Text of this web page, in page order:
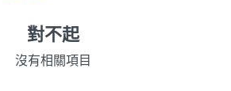
對不起
沒有相關項目